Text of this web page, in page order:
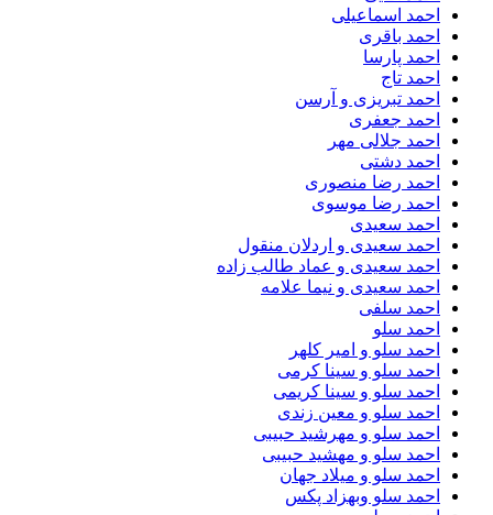
احمد اسماعیلی
احمد باقری
احمد پارسا
احمد تاج
احمد تبریزی و آرسن
احمد جعفری
احمد جلالی مهر
احمد دشتی
احمد رضا منصوری
احمد رضا موسوی
احمد سعیدی
احمد سعیدی و اردلان منقول
احمد سعیدی و عماد طالب زاده
احمد سعیدی و نیما علامه
احمد سلفی
احمد سلو
احمد سلو و امیر کلهر
احمد سلو و سینا کرمی
احمد سلو و سینا کریمی
احمد سلو و معین زندی
احمد سلو و مهرشید حبیبی
احمد سلو و مهشید حبیبی
احمد سلو و میلاد جهان
احمد سلو وبهزاد پکس